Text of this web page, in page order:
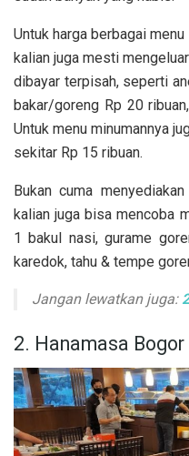
Untuk harga berbagai
kalian juga mesti
dibayar terpisah, seperti
bakar/goreng Rp 20
Untuk menu minumannya
sekitar Rp 15 ribuan.
Bukan cuma
kalian juga bisa mencoba
1 bakul nasi, gurame
karedok, tahu & tempe
Jangan lewatkan juga:
2. Hanamasa Bogor